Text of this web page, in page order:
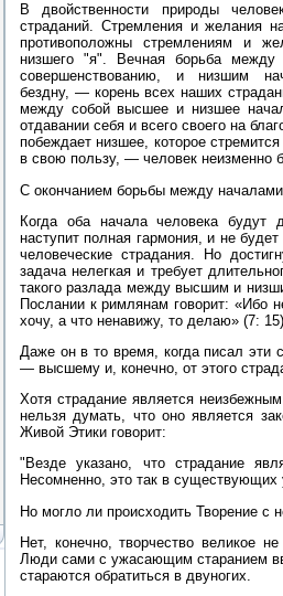
В двойственности природы
страданий. Стремления и желания
противоположны стремлениям и
низшего "я". Вечная борьба
совершенствованию, и низшим
бездну, — корень всех наших
между собой высшее и низшее
отдавании себя и всего своего на
побеждает низшее, которое
в свою пользу, — человек неизменно
С окончанием борьбы между
Когда оба начала человека
наступит полная гармония, и не
человеческие страдания. Но
задача нелегкая и требует
такого разлада между высшим и
Послании к римлянам говорит: «Ибо
хочу, а что ненавижу, то делаю» (7:
Даже он в то время, когда писал эти
— высшему и, конечно, от этого
Хотя страдание является
нельзя думать, что оно является
Живой Этики говорит:
"Везде указано, что страдание
Несомненно, это так в
Но могло ли происходить Творение с
Нет, конечно, творчество великое
Люди сами с ужасающим старанием
стараются обратиться в двуногих.